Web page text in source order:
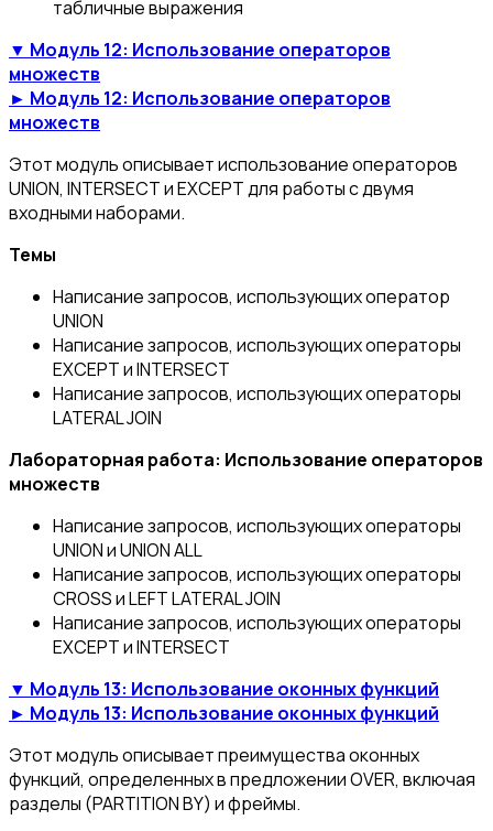
табличные выражения
▼ Модуль 12: Использование операторов
множеств
► Модуль 12: Использование операторов
множеств
Этот модуль описывает использование операторов
UNION, INTERSECT и EXCEPT для работы с двумя
входными наборами.
Темы
Написание запросов, использующих оператор
UNION
Написание запросов, использующих операторы
EXCEPT и INTERSECT
Написание запросов, использующих операторы
LATERAL JOIN
Лабораторная работа: Использование операторов
множеств
Написание запросов, использующих операторы
UNION и UNION ALL
Написание запросов, использующих операторы
CROSS и LEFT LATERAL JOIN
Написание запросов, использующих операторы
EXCEPT и INTERSECT
▼ Модуль 13: Использование оконных функций
► Модуль 13: Использование оконных функций
Этот модуль описывает преимущества оконных
функций, определенных в предложении OVER, включая
разделы (PARTITION BY) и фреймы.